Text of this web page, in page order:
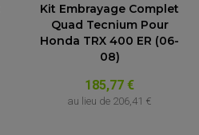
Kit Embrayage Complet
Quad Tecnium Pour
Honda TRX 400 ER (06-
08)
185,77 €
au lieu de 206,41 €